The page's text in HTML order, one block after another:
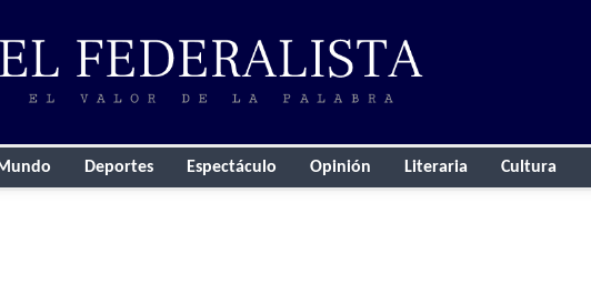
Deportes Espectáculo Opinión Literaria Cultura